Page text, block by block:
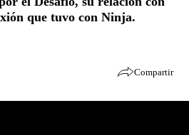
que tuvo con Ninja.
Compartir